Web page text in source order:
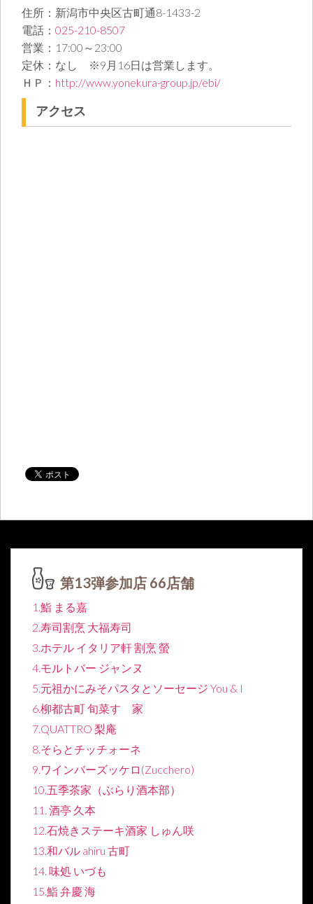
住所：新潟市中央区古町通8-1433-2
電話： 025-210-8507
営業：17:00～23:00
定休：なし ※9月16日は営業します。
ＨＰ： http://www.yonekura-group.jp/ebi/
アクセス
第13弾参加店 66店舗
1.鮨 まる嘉
2.寿司割烹 大福寿司
3.ホテル イタリア軒 割烹 螢
4.モルトバー ジャンヌ
5.元祖かにみそパスタとソーセージ You & I
6.柳都古町 旬菜すゞ家
7.QUATTRO 梨庵
8.そらとチッチォーネ
9.ワインバーズッケロ(Zucchero)
10.五季茶家（ぶらり酒本部）
11. 酒亭 久本
12.石焼きステーキ酒家 しゅん咲
13.和バル ahiru 古町
14. 味処 いづも
15.鮨 弁慶 海